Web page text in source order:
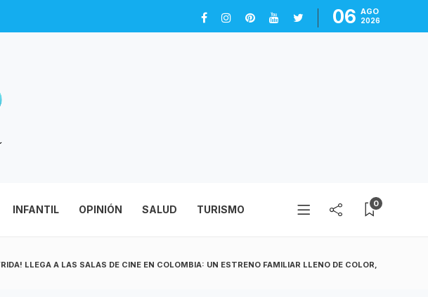
06 AGO
2026
INFANTIL OPINIÓN SALUD TURISMO 0
LLEGA A LAS SALAS DE CINE EN COLOMBIA: UN ESTRENO FAMILIAR LLENO DE COLOR,